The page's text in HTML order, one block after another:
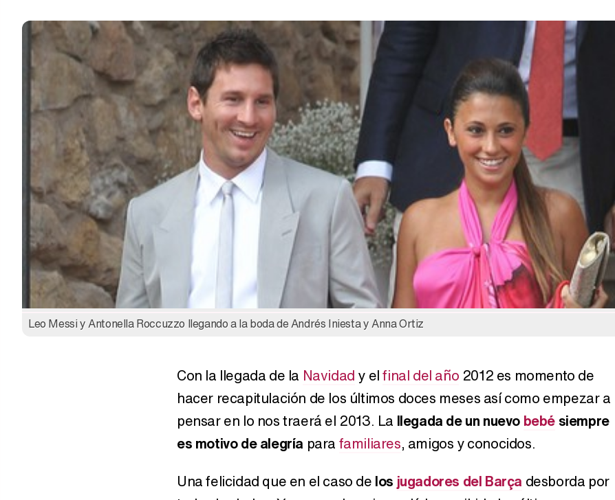
Belén Esteban: "Estoy emocionada, muy contenta y muy feliz por llegar a RTVE"
Manu Baqueiro: "Tuve como referente a Bruce Willis en 'Luz de Luna' para mi trabajo en la serie 'Perdiendo el juicio'"
Leo Messi y Antonella Roccuzzo llegando a la boda de Andrés Iniesta y Anna Ortiz
Con la llegada de la Navidad y elfinal del año 2012 es momento de
hacer recapitulación de los últimos doces meses así como empezar a
pensar en lo nos traerá el 2013. La llegada de un nuevo bebésiempre
es motivo de alegría para familiares, amigos y conocidos.
Una felicidad que en el caso de los jugadores del Barça desborda por